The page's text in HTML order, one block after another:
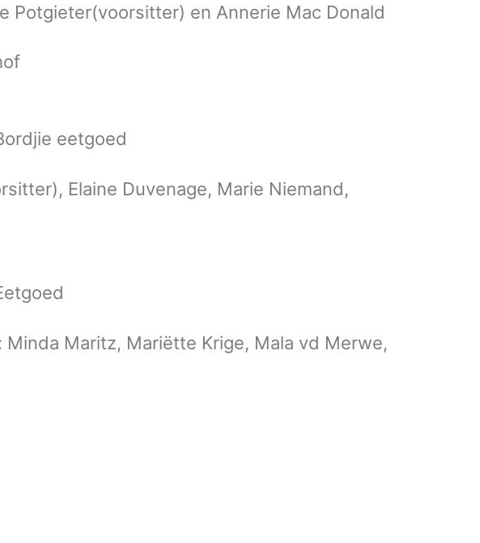
Potgieter(voorsitter) en Annerie Mac Donald
Elaine Duvenage, Marie Niemand,
Maritz, Mariëtte Krige, Mala vd Merwe,